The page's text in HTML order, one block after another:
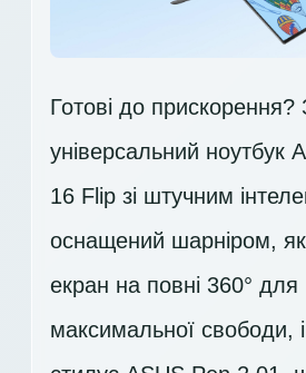
Готові до прискорення?
універсальний ноутбук
16 Flip зі штучним
оснащений шарніром,
екран на повні 360° для
максимальної свободи,